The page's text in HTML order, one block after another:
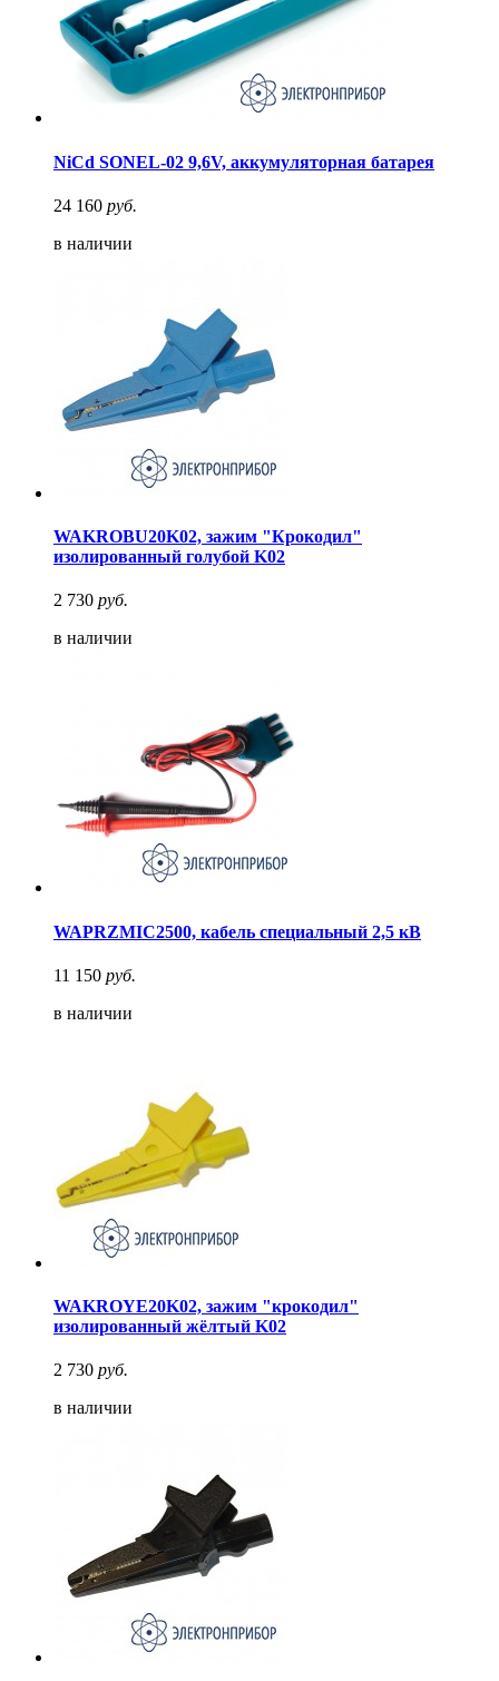
NiCd SONEL-02 9,6V, аккумуляторная батарея
24 160 руб.
в наличии
WAKROBU20K02, зажим "Крокодил"
изолированный голубой K02
2 730 руб.
в наличии
WAPRZMIC2500, кабель специальный 2,5 кВ
11 150 руб.
в наличии
WAKROYE20K02, зажим "крокодил"
изолированный жёлтый K02
2 730 руб.
в наличии